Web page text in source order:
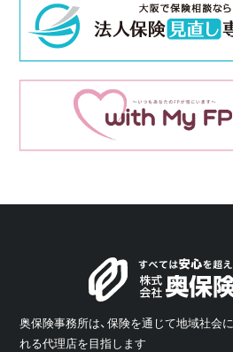
奥保険事務所は、保険を通じて地域社会
れる代理店を目指します